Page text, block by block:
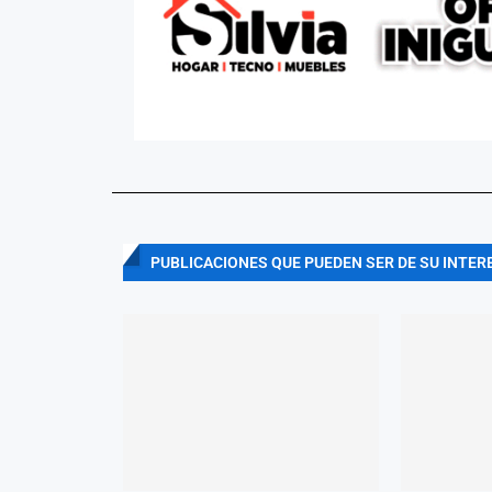
PUBLICACIONES QUE PUEDEN SER DE SU